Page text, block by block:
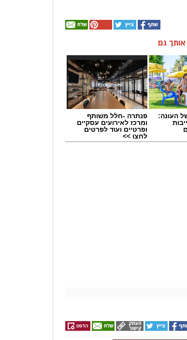
אותך גם
העונה:
פנתרה -חלל משותף
ומרכז לאירועים עסקיים
ופרטיים ועוד לפרטים
לחצו >>